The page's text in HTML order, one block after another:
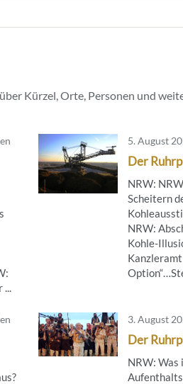
Kürzel, Orte, Personen und
5. August
Der
NRW:
Scheitern
NRW:
Kohle-
3. August
Der
NRW: Was